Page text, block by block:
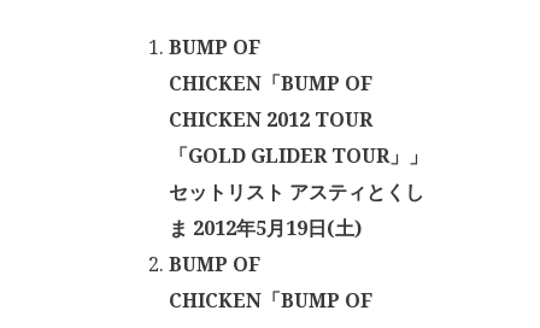
BUMP OF
CHICKEN「BUMP OF
CHICKEN 2012 TOUR
「GOLD GLIDER TOUR」」
セットリスト アスティとくし
ま 2012年5月19日(土)
BUMP OF
CHICKEN「BUMP OF